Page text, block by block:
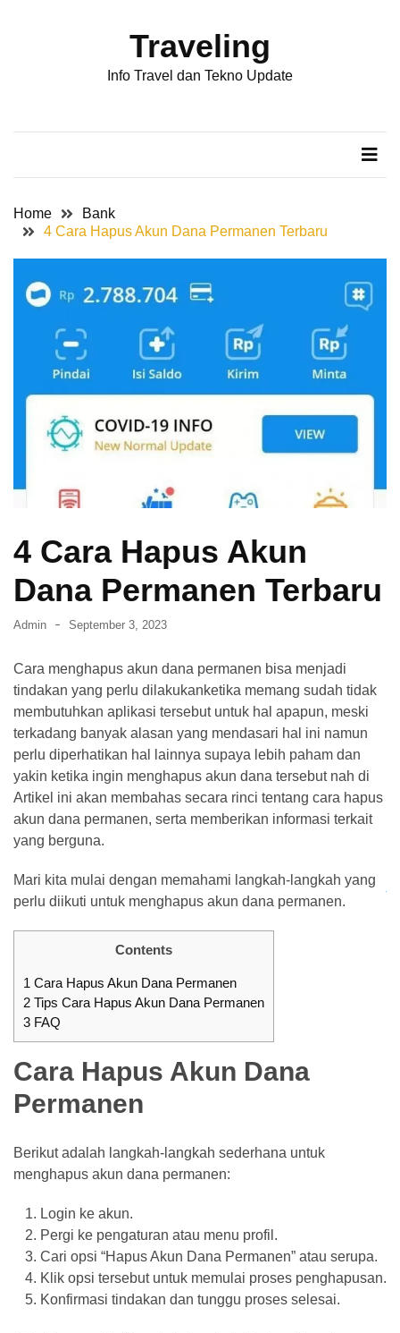
Kode
Bank
Termudah
Mengetahui
Rayap
Membasminya
Cara
Mendapatkan
Tinggal
Jepang
Cara
Transfer
m-
Banking
BCA
ke
SeaBank
Pinjaman
Dengan
KUR,
Bunga
Simulasi
USED
CATEGORIES
Bank
Tips
Traveling
Info Travel dan Tekno Update
Home
Bank
4 Cara Hapus Akun Dana Permanen Terbaru
4 Cara Hapus Akun
Dana Permanen Terbaru
Admin September 3, 2023
Cara menghapus akun dana permanen bisa menjadi
tindakan yang perlu dilakukanketika memang sudah tidak
membutuhkan aplikasi tersebut untuk hal apapun, meski
terkadang banyak alasan yang mendasari hal ini namun
perlu diperhatikan hal lainnya supaya lebih paham dan
yakin ketika ingin menghapus akun dana tersebut nah di
Artikel ini akan membahas secara rinci tentang cara hapus
akun dana permanen, serta memberikan informasi terkait
yang berguna.
Mari kita mulai dengan memahami langkah-langkah yang
perlu diikuti untuk menghapus akun dana permanen.
Contents
1 Cara Hapus Akun Dana Permanen
2 Tips Cara Hapus Akun Dana Permanen
3 FAQ
Cara Hapus Akun Dana
Permanen
Berikut adalah langkah-langkah sederhana untuk
menghapus akun dana permanen:
Login ke akun.
Pergi ke pengaturan atau menu profil.
Cari opsi “Hapus Akun Dana Permanen” atau serupa.
Klik opsi tersebut untuk memulai proses penghapusan.
Konfirmasi tindakan dan tunggu proses selesai.